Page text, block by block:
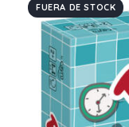
FUERA DE STOCK